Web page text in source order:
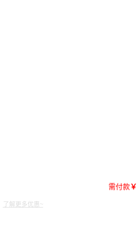
需付款￥
了解更多优惠~